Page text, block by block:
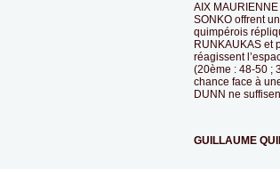
AIX
SONKO offrent
quimpérois
RUNKAUKAS et
réagissent
(20ème : 48-50 ;
chance face à
DUNN ne
GUILLAUME